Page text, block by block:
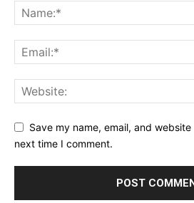
Save my name, email, and
next time I comment.